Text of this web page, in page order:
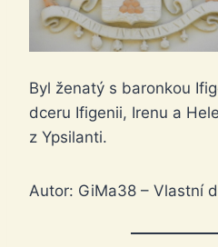
Byl ženatý s baronkou
dceru Ifigenii, Irenu a
z Ypsilanti.
Autor: GiMa38 – Vlastní